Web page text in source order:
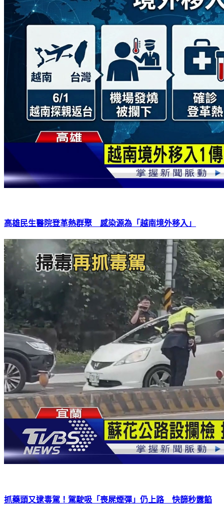
高雄民生醫院登革熱群聚 感染源為「越南境外移入」
抓藥頭又逮毒駕！駕駛吸「喪屍煙彈」仍上路 快篩秒露餡